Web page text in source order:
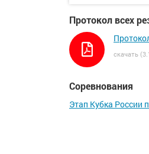
Протокол всех
скачать
Соревнования
Этап Кубка России